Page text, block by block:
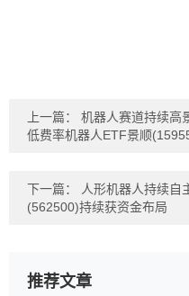
上一篇： 机器人赛道持续高
低费率机器人ETF景顺
下一篇：
人形机器人持续自
(562500)持续获资金布局
推荐文章